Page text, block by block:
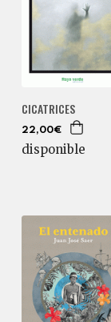
CICATRICES
22,00€
disponible